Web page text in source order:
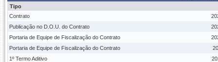
Tipo
Contrato
Publicação no D.O.U. do Contrato
Portaria de Equipe de Fiscalização do Contrato
Portaria de Equipe de Fiscalização do Contrato
1º Termo Aditivo